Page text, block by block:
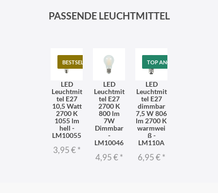
PASSENDE LEUCHTMITTEL
BESTSELLER
LED
Leuchtmit
tel E27
10,5 Watt
2700 K
1055 lm
hell -
LM10055
3,95 €*
LED
Leuchtmit
tel E27
2700 K
800 lm
7W
Dimmbar
-
LM10046
4,95 €*
TOP ANGEBOT
LED
Leuchtmit
tel E27
dimmbar
7,5 W 806
lm 2700 K
warmwei
ß -
LM110A
6,95 €*